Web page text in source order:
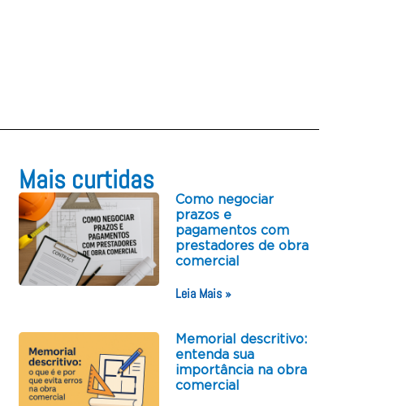
Mais curtidas​
Como negociar
prazos e
pagamentos com
prestadores de obra
comercial
Leia Mais »
Memorial descritivo:
entenda sua
importância na obra
comercial